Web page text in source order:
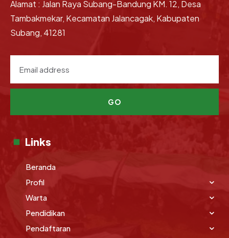
Alamat : Jalan Raya Subang-Bandung KM. 12, Desa
Tambakmekar, Kecamatan Jalancagak, Kabupaten
Subang, 41281
GO
Links
Beranda
Profil
Warta
Pendidikan
Pendaftaran